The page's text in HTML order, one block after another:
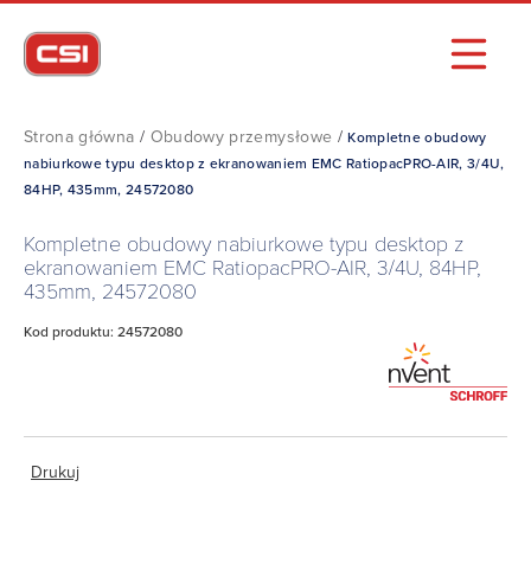
Strona główna / Obudowy przemysłowe /Kompletne obudowy
nabiurkowe typu desktop z ekranowaniem EMC RatiopacPRO-AIR, 3/4U,
84HP, 435mm, 24572080
Kompletne obudowy nabiurkowe typu desktop z
ekranowaniem EMC RatiopacPRO-AIR, 3/4U, 84HP,
435mm, 24572080
Kod produktu: 24572080
Drukuj